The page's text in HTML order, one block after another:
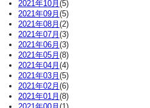
2021年10月(5)
2021年09月(5)
2021年08月(2)
2021年07月(3)
2021年06月(3)
2021年05月(8)
2021年04月(4)
2021年03月(5)
2021年02月(6)
2021年01月(8)